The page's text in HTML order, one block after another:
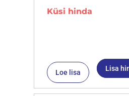
Küsi hinda
Loe lisa Lisa